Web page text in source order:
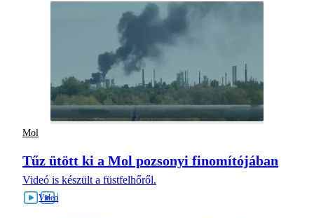
Mol
Tűz ütött ki a Mol pozsonyi finomítójában
Videó is készült a füstfelhőről.